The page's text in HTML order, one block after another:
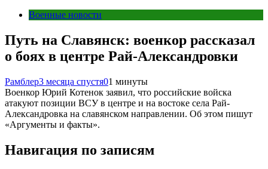
Военные новости
Путь на Славянск: военкор рассказал
о боях в центре Рай-Александровки
Рамблер3 месяца спустя01 минуты
Военкор Юрий Котенок заявил, что российские войска
атакуют позиции ВСУ в центре и на востоке села Рай-
Александровка на славянском направлении. Об этом пишут
«Аргументы и факты».
Навигация по записям